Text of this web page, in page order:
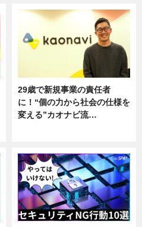
29歳で新規事業の責任者
に！“個の力から社会の仕様を
変える”カオナビ流…